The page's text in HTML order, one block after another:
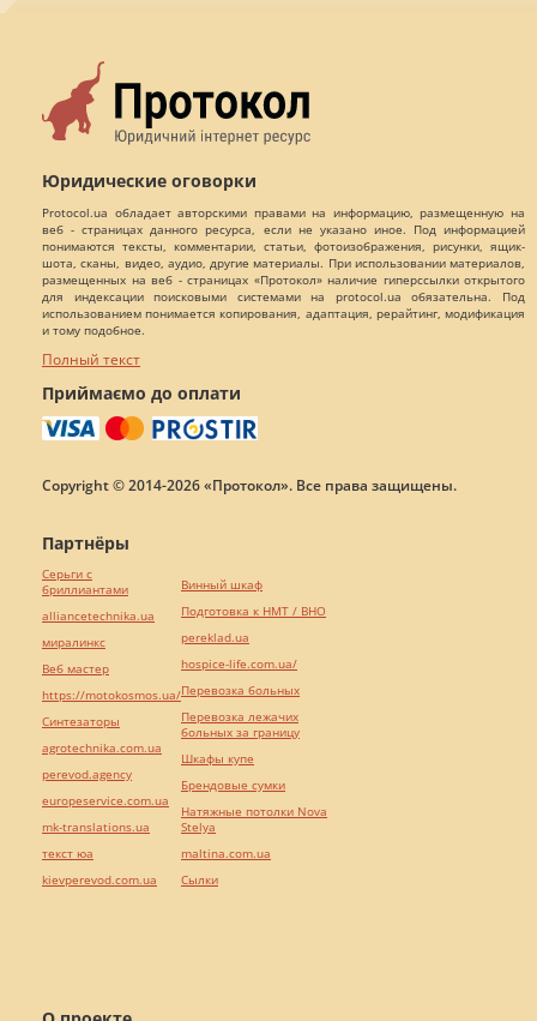
Юридические оговорки
Protocol.ua обладает авторскими правами на информацию, размещенную на
веб - страницах данного ресурса, если не указано иное. Под информацией
понимаются тексты, комментарии, статьи, фотоизображения, рисунки, ящик-
шота, сканы, видео, аудио, другие материалы. При использовании материалов,
размещенных на веб - страницах «Протокол» наличие гиперссылки открытого
для индексации поисковыми системами на protocol.ua обязательна. Под
использованием понимается копирования, адаптация, рерайтинг, модификация
и тому подобное.
Полный текст
Приймаємо до оплати
Copyright © 2014-2026 «Протокол». Все права защищены.
Партнёры
Серьги с
бриллиантами
alliancetechnika.ua
миралинкс
Веб мастер
https://motokosmos.ua/
Синтезаторы
agrotechnika.com.ua
perevod.agency
europeservice.com.ua
mk-translations.ua
текст юа
kievperevod.com.ua
Винный шкаф
Подготовка к НМТ / ВНО
pereklad.ua
hospice-life.com.ua/
Перевозка больных
Перевозка лежачих
больных за границу
Шкафы купе
Брендовые сумки
Натяжные потолки Nova
Stelya
maltina.com.ua
Cылки